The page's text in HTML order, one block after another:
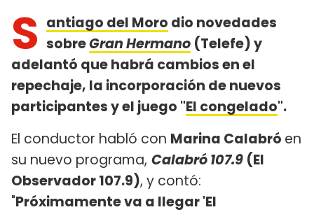
S antiago del Moro dio novedades
sobreGran Hermano (Telefe) y
adelantó que habrá cambios en el
repechaje, la incorporación de nuevos
participantes y el juego "El congelado".
El conductor habló con Marina Calabró en
su nuevo programa, Calabró 107.9 (El
Observador 107.9), y contó:
"Próximamente va a llegar 'El